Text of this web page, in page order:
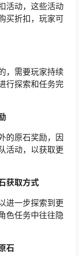
活动，这些活动
买折扣，玩家可
，需要玩家持续
行探索和任务完
的原石奖励，因
活动，以获取更
获取方式
进一步探索到更
色任务中往往隐
石